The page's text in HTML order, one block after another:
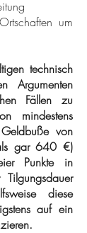
um
technisch
Argumenten
Fällen zu
mindestens
von
gar 640 €)
Punkte in
diese
auf ein